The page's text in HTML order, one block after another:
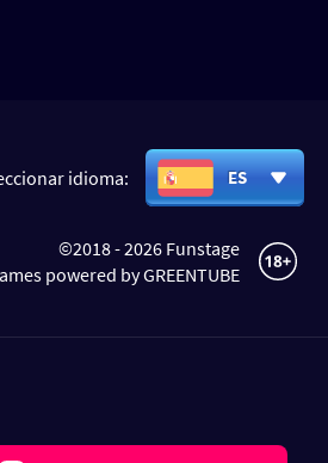
idioma: ES
©2018 - 2026 Funstage
powered by GREENTUBE